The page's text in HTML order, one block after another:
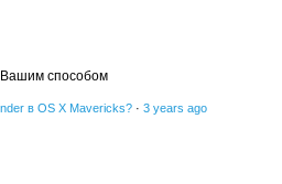
Вашим способом
в OS X Mavericks? · 3 years ago